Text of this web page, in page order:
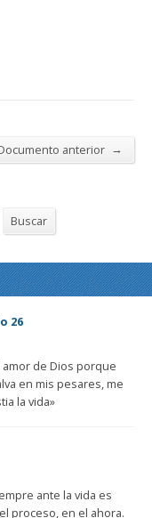
anterior →
Buscar
26
de Dios porque
en mis pesares, me
la vida»
ante la vida es
proceso, en el ahora.